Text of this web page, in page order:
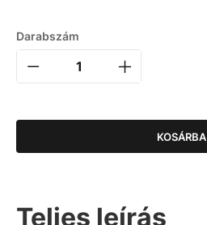
Darabszám
KOSÁRBA
Teljes leírás